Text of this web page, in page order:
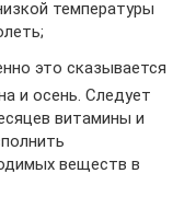
температуры
это сказывается
и осень. Следует
витамины и
веществ в